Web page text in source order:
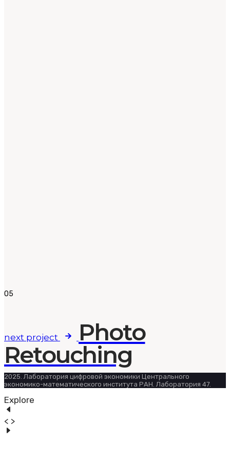
05
next project
Photo
Retouching
2025. Лаборатория цифровой экономики Центрального
экономико-математического института РАН. Лаборатория 47.
Explore
< >